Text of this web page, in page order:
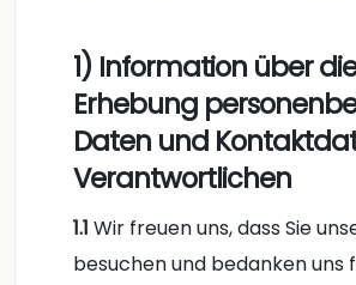
1) Information über die
Erhebung
Daten und
Verantwortlichen
1.1 Wir freuen uns, dass Sie
besuchen und bedanken uns